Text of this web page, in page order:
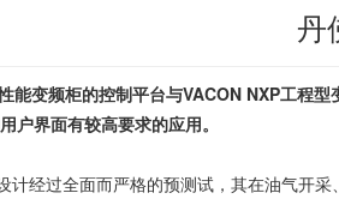
丹
能变频柜的控制平台与VACON NXP工程
户界面有较高要求的应用。
计经过全面而严格的预测试，其在油气开